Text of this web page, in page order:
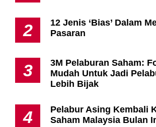
2
12 Jenis ‘Bias’ Dalam
Pasaran
3
3M Pelaburan Saham:
Mudah Untuk Jadi
Lebih Bijak
4
Pelabur Asing Kembali
Saham Malaysia Bulan